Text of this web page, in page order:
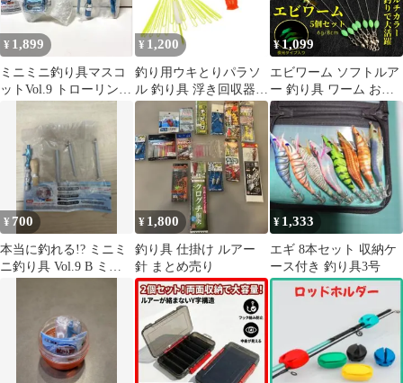
¥ 1,899
ミニミニ釣り具マスコ
ットVol.9 トローリング
ド(ブルー)
¥ 1,200
釣り用ウキとりパラソ
ル 釣り具 浮き回収器
自動開閉 ケース付き
¥1,099
エビワーム ソフトルア
ー 釣り具 ワーム おす
すめ 青物 ヒラメ シー
バス アジング 太刀魚
夜光 海釣り 釣り針 7個
セット 6g 8cm A
¥ 700
本当に釣れる!? ミニミ
ニ釣り具 Vol.9 B ミド
¥ 1,800
釣り具 仕掛け ルアー
針 まとめ売り
¥ 1,333
エギ 8本セット 収納ケ
ース付き 釣り具3号